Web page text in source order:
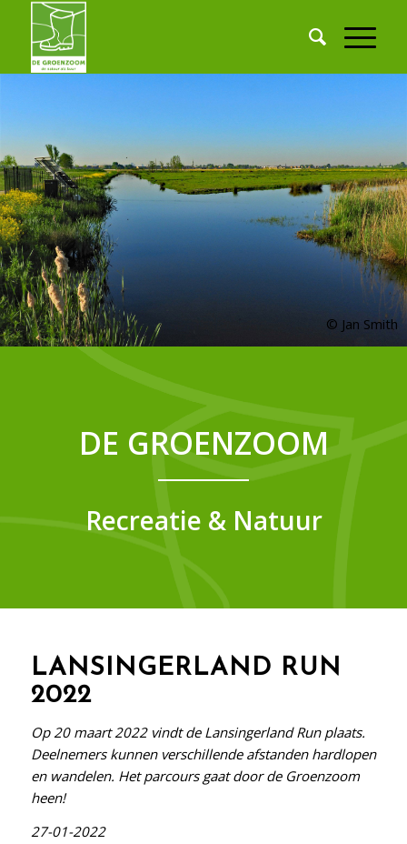
© Jan Smith
DE GROENZOOM
Recreatie & Natuur
LANSINGERLAND RUN
2022
Op 20 maart 2022 vindt de Lansingerland Run plaats.
Deelnemers kunnen verschillende afstanden hardlopen
en wandelen. Het parcours gaat door de Groenzoom
heen!
27-01-2022